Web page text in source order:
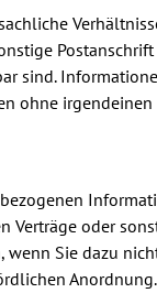
sind.
irgendeinen
oder
Sie dazu
Anordnung.